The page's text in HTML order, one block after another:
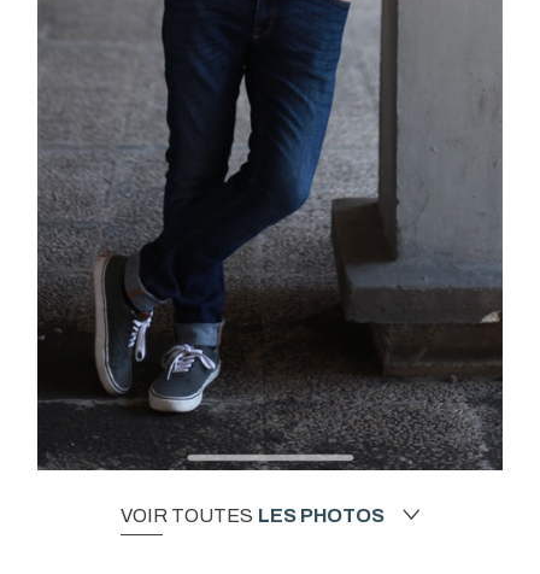
VOIR TOUTES LES PHOTOS